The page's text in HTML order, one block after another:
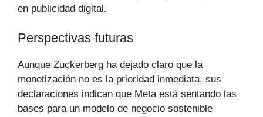
en publicidad digital.
Perspectivas futuras
Aunque Zuckerberg ha dejado claro que la
monetización no es la prioridad inmediata, sus
declaraciones indican que Meta está sentando las
bases para un modelo de negocio sostenible